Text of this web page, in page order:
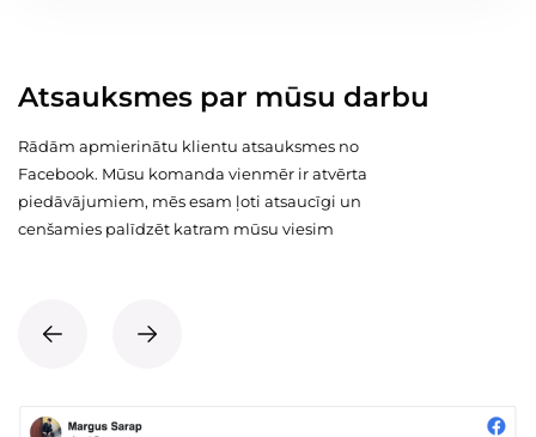
Atsauksmes par mūsu darbu
Rādām apmierinātu klientu atsauksmes no
Facebook. Mūsu komanda vienmēr ir atvērta
piedāvājumiem, mēs esam ļoti atsaucīgi un
cenšamies palīdzēt katram mūsu viesim